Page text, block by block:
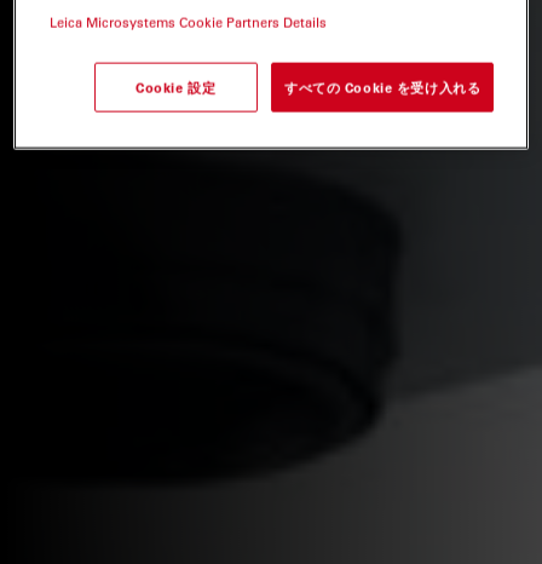
Leica Microsystems Cookie Partners Details
Cookie 設定 すべての Cookie を受け入れる